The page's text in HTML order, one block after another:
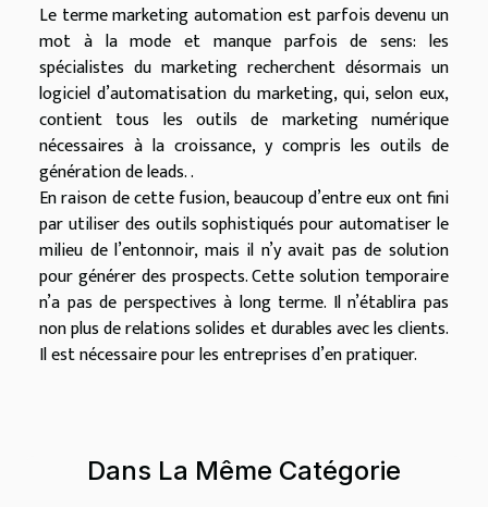
Le terme marketing automation est parfois devenu un
mot à la mode et manque parfois de sens: les
spécialistes du marketing recherchent désormais un
logiciel d’automatisation du marketing, qui, selon eux,
contient tous les outils de marketing numérique
nécessaires à la croissance, y compris les outils de
génération de leads. .
En raison de cette fusion, beaucoup d’entre eux ont fini
par utiliser des outils sophistiqués pour automatiser le
milieu de l’entonnoir, mais il n’y avait pas de solution
pour générer des prospects. Cette solution temporaire
n’a pas de perspectives à long terme. Il n’établira pas
non plus de relations solides et durables avec les clients.
Il est nécessaire pour les entreprises d’en pratiquer.
Dans La Même Catégorie